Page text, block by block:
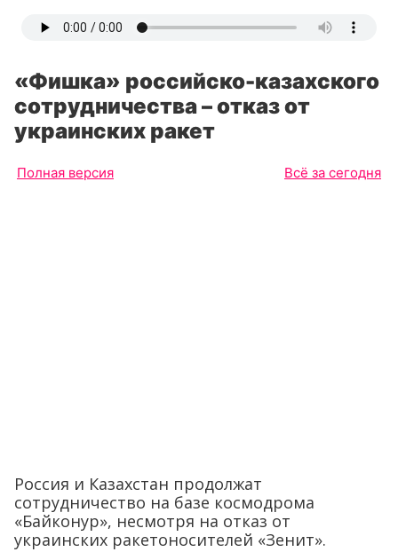
«Фишка» российско-казахского
сотрудничества – отказ от
украинских ракет
Полная версия Всё за сегодня
Россия и Казахстан продолжат
сотрудничество на базе космодрома
«Байконур», несмотря на отказ от
украинских ракетоносителей «Зенит».